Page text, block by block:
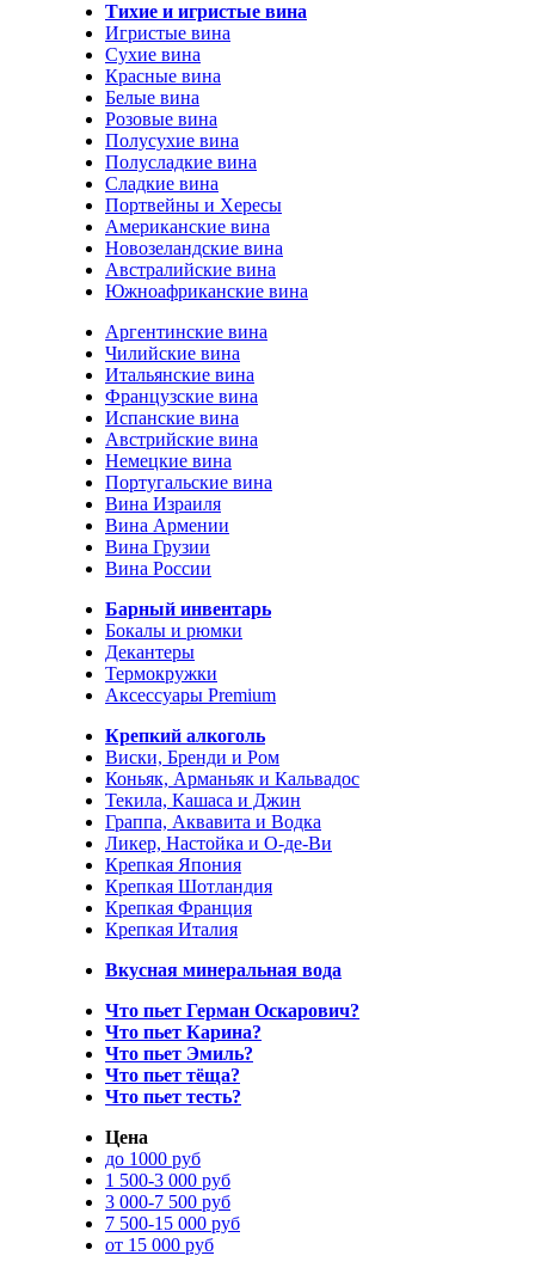
Тихие и игристые вина
Игристые вина
Сухие вина
Красные вина
Белые вина
Розовые вина
Полусухие вина
Полусладкие вина
Сладкие вина
Портвейны и Хересы
Американские вина
Новозеландские вина
Австралийские вина
Южноафриканские вина
Аргентинские вина
Чилийские вина
Итальянские вина
Французские вина
Испанские вина
Австрийские вина
Немецкие вина
Португальские вина
Вина Израиля
Вина Армении
Вина Грузии
Вина России
Барный инвентарь
Бокалы и рюмки
Декантеры
Термокружки
Аксессуары Premium
Крепкий алкоголь
Виски, Бренди и Ром
Коньяк, Арманьяк и Кальвадос
Текила, Кашаса и Джин
Граппа, Аквавита и Водка
Ликер, Настойка и О-де-Ви
Крепкая Япония
Крепкая Шотландия
Крепкая Франция
Крепкая Италия
Вкусная минеральная вода
Что пьет Герман Оскарович?
Что пьет Карина?
Что пьет Эмиль?
Что пьет тёща?
Что пьет тесть?
Цена
до 1000 руб
1 500-3 000 руб
3 000-7 500 руб
7 500-15 000 руб
от 15 000 руб